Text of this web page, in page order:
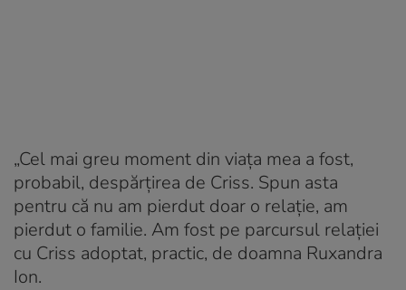
„Cel mai greu moment din viața mea a fost,
probabil, despărțirea de Criss. Spun asta
pentru că nu am pierdut doar o relație, am
pierdut o familie. Am fost pe parcursul relației
cu Criss adoptat, practic, de doamna Ruxandra
Ion.